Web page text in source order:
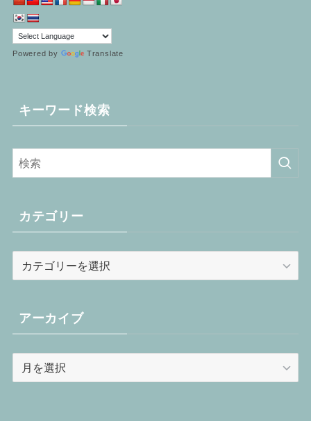
Powered by Translate
キーワード検索
カテゴリー
ー
アーカイブ